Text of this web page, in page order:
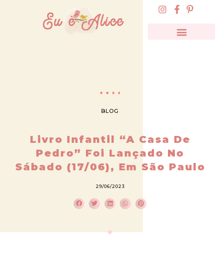
BLOG
Livro Infantil “A Casa De
Pedro” Foi Lançado No
Sábado (17/06), Em São Paulo
29/06/2023